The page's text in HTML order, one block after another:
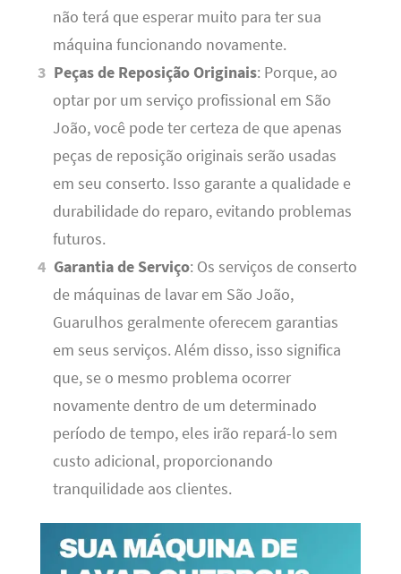
não terá que esperar muito para ter sua
máquina funcionando novamente.
Peças de Reposição Originais: Porque, ao
optar por um serviço profissional em São
João, você pode ter certeza de que apenas
peças de reposição originais serão usadas
em seu conserto. Isso garante a qualidade e
durabilidade do reparo, evitando problemas
futuros.
Garantia de Serviço: Os serviços de conserto
de máquinas de lavar em São João,
Guarulhos geralmente oferecem garantias
em seus serviços. Além disso, isso significa
que, se o mesmo problema ocorrer
novamente dentro de um determinado
período de tempo, eles irão repará-lo sem
custo adicional, proporcionando
tranquilidade aos clientes.